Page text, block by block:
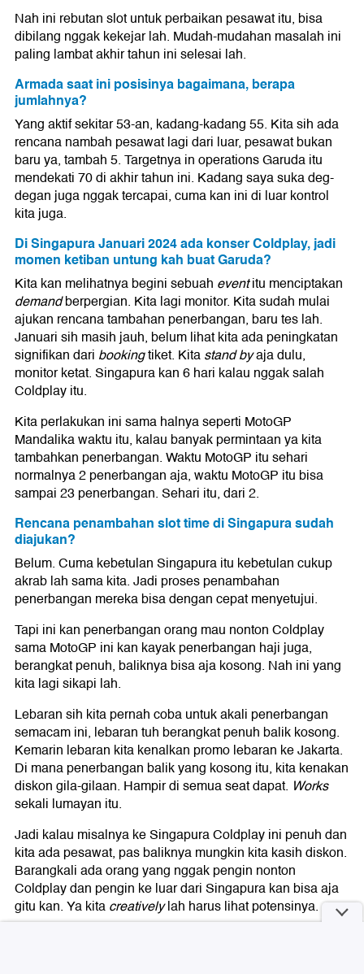
Nah ini rebutan slot untuk perbaikan pesawat itu, bisa
dibilang nggak kekejar lah. Mudah-mudahan masalah ini
paling lambat akhir tahun ini selesai lah.
Armada saat ini posisinya bagaimana, berapa
jumlahnya?
Yang aktif sekitar 53-an, kadang-kadang 55. Kita sih ada
rencana nambah pesawat lagi dari luar, pesawat bukan
baru ya, tambah 5. Targetnya in operations Garuda itu
mendekati 70 di akhir tahun ini. Kadang saya suka deg-
degan juga nggak tercapai, cuma kan ini di luar kontrol
kita juga.
Di Singapura Januari 2024 ada konser Coldplay, jadi
momen ketiban untung kah buat Garuda?
Kita kan melihatnya begini sebuah eventitu menciptakan
demandberpergian. Kita lagi monitor. Kita sudah mulai
ajukan rencana tambahan penerbangan, baru tes lah.
Januari sih masih jauh, belum lihat kita ada peningkatan
signifikan dari bookingtiket. Kitastand byaja dulu,
monitor ketat. Singapura kan 6 hari kalau nggak salah
Coldplay itu.
Kita perlakukan ini sama halnya seperti MotoGP
Mandalika waktu itu, kalau banyak permintaan ya kita
tambahkan penerbangan. Waktu MotoGP itu sehari
normalnya 2 penerbangan aja, waktu MotoGP itu bisa
sampai 23 penerbangan. Sehari itu, dari 2.
Rencana penambahan slot time di Singapura sudah
diajukan?
Belum. Cuma kebetulan Singapura itu kebetulan cukup
akrab lah sama kita. Jadi proses penambahan
penerbangan mereka bisa dengan cepat menyetujui.
Tapi ini kan penerbangan orang mau nonton Coldplay
sama MotoGP ini kan kayak penerbangan haji juga,
berangkat penuh, baliknya bisa aja kosong. Nah ini yang
kita lagi sikapi lah.
Lebaran sih kita pernah coba untuk akali penerbangan
semacam ini, lebaran tuh berangkat penuh balik kosong.
Kemarin lebaran kita kenalkan promo lebaran ke Jakarta.
Di mana penerbangan balik yang kosong itu, kita kenakan
diskon gila-gilaan. Hampir di semua seat dapat. Works
sekali lumayan itu.
Jadi kalau misalnya ke Singapura Coldplay ini penuh dan
kita ada pesawat, pas baliknya mungkin kita kasih diskon.
Barangkali ada orang yang nggak pengin nonton
Coldplay dan pengin ke luar dari Singapura kan bisa aja
gitu kan. Ya kitacreativelylah harus lihat potensinya.